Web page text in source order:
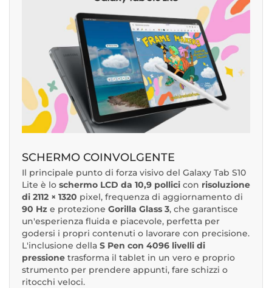
SCHERMO COINVOLGENTE
Il principale punto di forza visivo del Galaxy Tab S10
Lite è lo schermo LCD da 10,9 pollici con risoluzione
di 2112 × 1320 pixel, frequenza di aggiornamento di
90 Hz e protezione Gorilla Glass 3, che garantisce
un'esperienza fluida e piacevole, perfetta per
godersi i propri contenuti o lavorare con precisione.
L'inclusione della S Pen con 4096 livelli di
pressione trasforma il tablet in un vero e proprio
strumento per prendere appunti, fare schizzi o
ritocchi veloci.